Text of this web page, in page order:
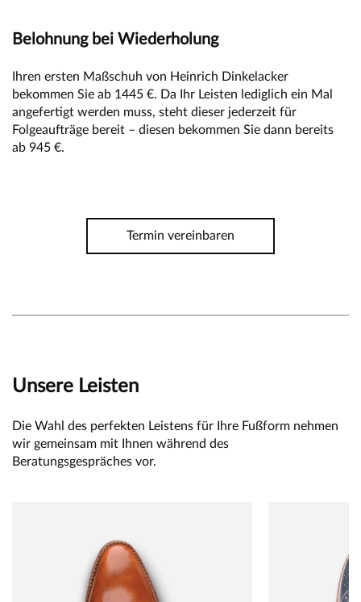
Belohnung bei Wiederholung
Ihren ersten Maßschuh von Heinrich Dinkelacker
bekommen Sie ab 1445 €. Da Ihr Leisten lediglich ein Mal
angefertigt werden muss, steht dieser jederzeit für
Folgeaufträge bereit – diesen bekommen Sie dann bereits
ab 945 €.
Termin vereinbaren
Unsere Leisten
Die Wahl des perfekten Leistens für Ihre Fußform nehmen
wir gemeinsam mit Ihnen während des
Beratungsgespräches vor.